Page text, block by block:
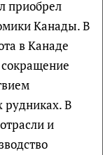
приобрел
Канады. В
в Канаде
рудниках. В
и